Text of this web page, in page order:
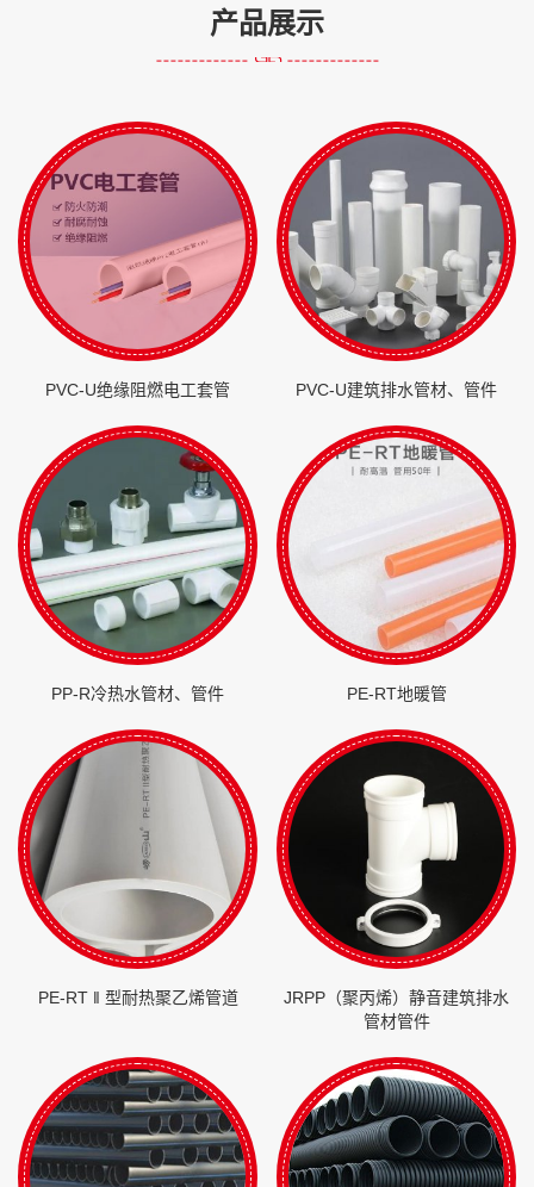
产品展示
PVC-U绝缘阻燃电工套管 PVC-U建筑排水管材、管件
PP-R冷热水管材、管件 PE-RT地暖管
PE-RT ‖ 型耐热聚乙烯管道
JRPP（聚丙烯）静音建筑排水
管材管件